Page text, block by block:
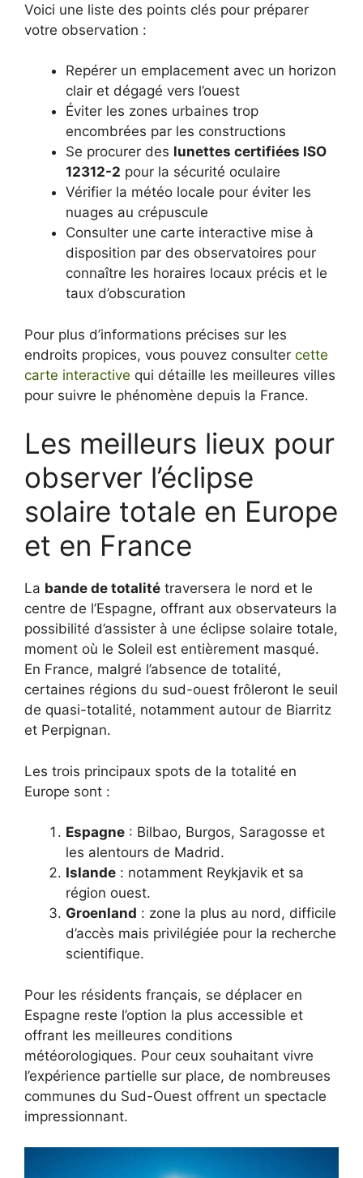
Voici une liste des points clés pour préparer
votre observation :
Repérer un emplacement avec un horizon
clair et dégagé vers l’ouest
Éviter les zones urbaines trop
encombrées par les constructions
Se procurer des lunettes certifiées ISO
12312-2 pour la sécurité oculaire
Vérifier la météo locale pour éviter les
nuages au crépuscule
Consulter une carte interactive mise à
disposition par des observatoires pour
connaître les horaires locaux précis et le
taux d’obscuration
Pour plus d’informations précises sur les
endroits propices, vous pouvez consulter cette
carte interactive qui détaille les meilleures villes
pour suivre le phénomène depuis la France.
Les meilleurs lieux pour
observer l’éclipse
solaire totale en Europe
et en France
La bande de totalité traversera le nord et le
centre de l’Espagne, offrant aux observateurs la
possibilité d’assister à une éclipse solaire totale,
moment où le Soleil est entièrement masqué.
En France, malgré l’absence de totalité,
certaines régions du sud-ouest frôleront le seuil
de quasi-totalité, notamment autour de Biarritz
et Perpignan.
Les trois principaux spots de la totalité en
Europe sont :
Espagne : Bilbao, Burgos, Saragosse et
les alentours de Madrid.
Islande : notamment Reykjavik et sa
région ouest.
Groenland : zone la plus au nord, difficile
d’accès mais privilégiée pour la recherche
scientifique.
Pour les résidents français, se déplacer en
Espagne reste l’option la plus accessible et
offrant les meilleures conditions
météorologiques. Pour ceux souhaitant vivre
l’expérience partielle sur place, de nombreuses
communes du Sud-Ouest offrent un spectacle
impressionnant.